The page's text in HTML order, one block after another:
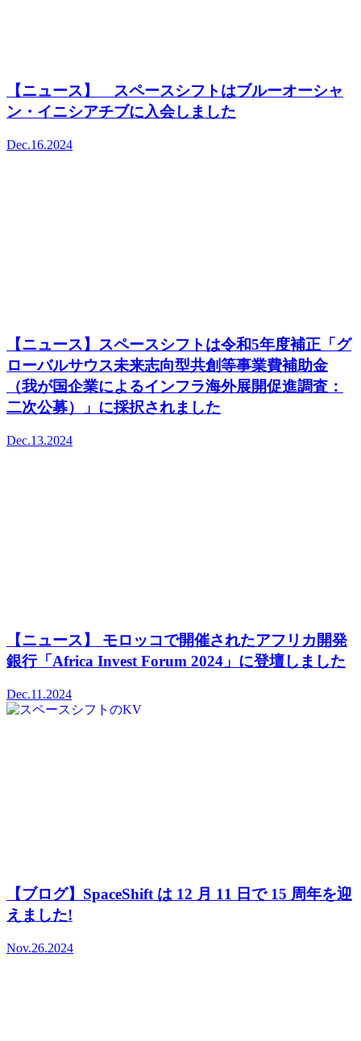
【ニュース】 スペースシフトはブルーオーシャ
ン・イニシアチブに入会しました
Dec.16.2024
【ニュース】スペースシフトは令和5年度補正「グ
ローバルサウス未来志向型共創等事業費補助金
（我が国企業によるインフラ海外展開促進調査：
二次公募）」に採択されました
Dec.13.2024
【ニュース】 モロッコで開催されたアフリカ開発
銀行「Africa Invest Forum 2024」に登壇しました
Dec.11.2024
【ブログ】SpaceShift は 12 月 11 日で 15 周年を迎
えました!
Nov.26.2024